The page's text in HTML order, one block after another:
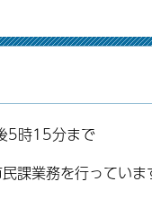
5時15分まで
課業務を行っていま